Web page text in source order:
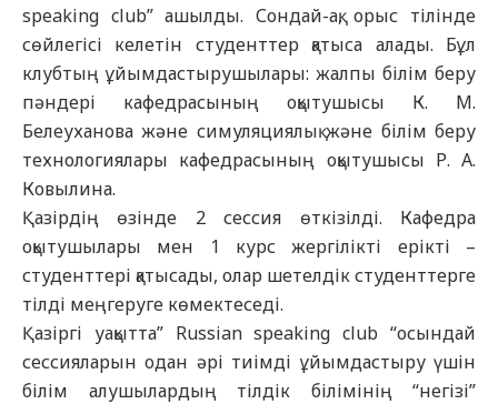
speaking club” ашылды. Сондай-ақ, орыс тілінде
сөйлегісі келетін студенттер қатыса алады. Бұл
клубтың ұйымдастырушылары: жалпы білім беру
пәндері кафедрасының оқытушысы К. М.
Белеуханова және симуляциялық және білім беру
технологиялары кафедрасының оқытушысы Р. А.
Ковылина.
Қазірдің өзінде 2 сессия өткізілді. Кафедра
оқытушылары мен 1 курс жергілікті ерікті –
студенттері қатысады, олар шетелдік студенттерге
тілді меңгеруге көмектеседі.
Қазіргі уақытта” Russian speaking club “осындай
сессияларын одан әрі тиімді ұйымдастыру үшін
білім алушылардың тілдік білімінің “негізі”